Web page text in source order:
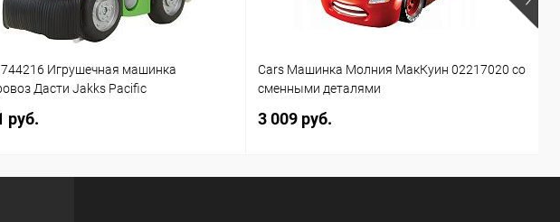
Игрушечная машинка
Дасти Jakks Pacific
руб.
Cars Машинка Молния МакКуин 02217020 со
сменными деталями
3 009 руб.